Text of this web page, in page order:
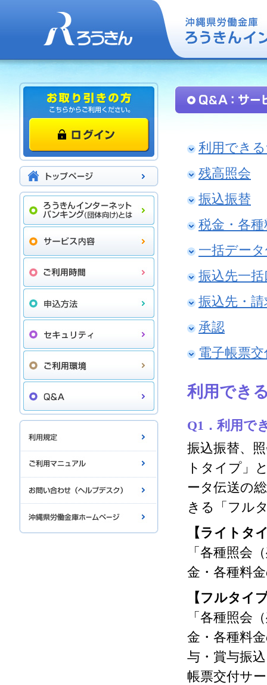
利用でき
残高照会
振込振替
税金・各
一括デー
振込先一
振込先・
承認
電子帳票
利用でき
Q1．利用で
振込振替、
トタイプ」
ータ伝送の
きる「フル
【ライトタ
「各種照会
金・各種料
【フルタイ
「各種照会
金・各種料
与・賞与振
帳票交付サ